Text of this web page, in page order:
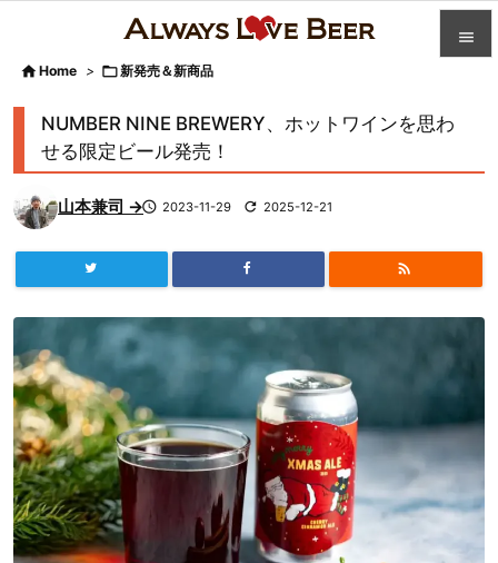



検索
 Home > 新発売＆新商品
NUMBER NINE BREWERY、ホットワインを思わ
せる限定ビール発売！
山本兼司 → 2023-11-29  2025-12-21
